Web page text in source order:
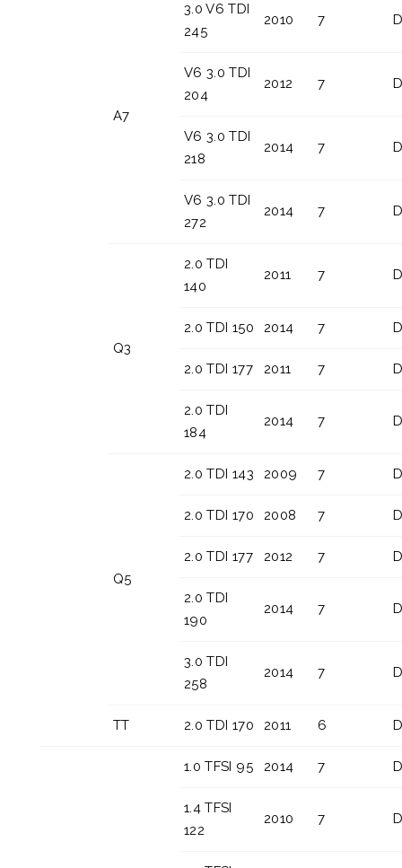
A7
3.0 V6 TDI
245
2010 7
V6 3.0 TDI
204
2012 7
V6 3.0 TDI
218
2014 7
V6 3.0 TDI
272
2014 7
Q3
2.0 TDI
140
2011 7
2.0 TDI 150 2014 7
2.0 TDI 177 2011 7
2.0 TDI
184
2014 7
Q5
2.0 TDI 143 2009 7
2.0 TDI 170 2008 7
2.0 TDI 177 2012 7
2.0 TDI
190
2014 7
3.0 TDI
258
2014 7
TT 2.0 TDI 170 2011 6
1.0 TFSI 95 2014 7
1.4 TFSI
122
2010 7